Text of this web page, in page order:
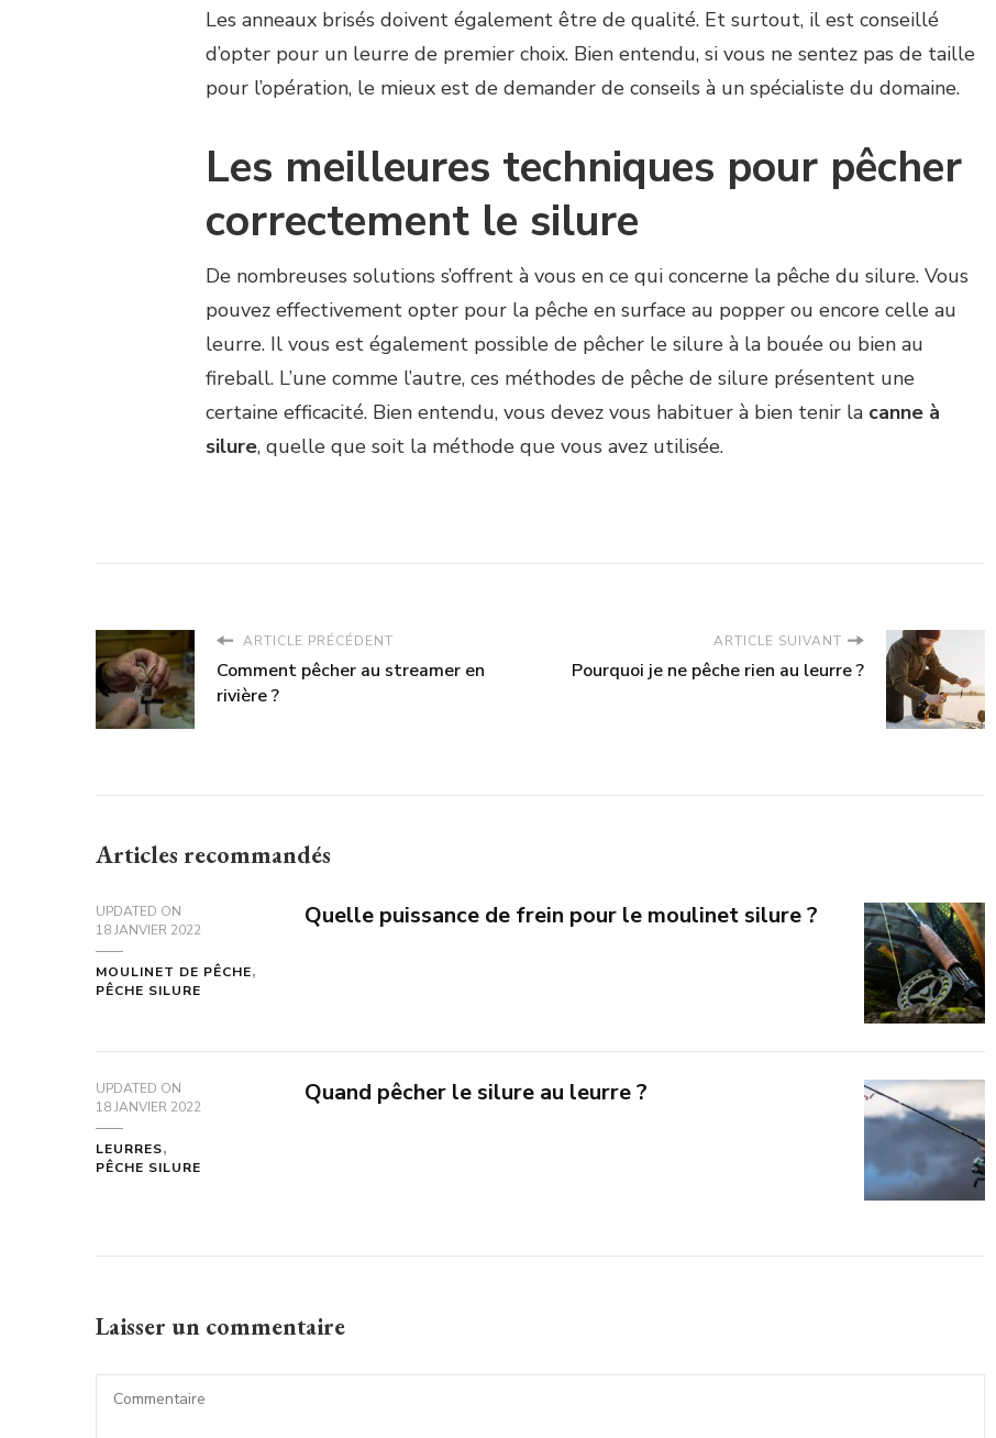
Les anneaux brisés doivent également être de qualité. Et surtout, il est conseillé
d’opter pour un leurre de premier choix. Bien entendu, si vous ne sentez pas de taille
pour l’opération, le mieux est de demander de conseils à un spécialiste du domaine.
Les meilleures techniques pour pêcher
correctement le silure
De nombreuses solutions s’offrent à vous en ce qui concerne la pêche du silure. Vous
pouvez effectivement opter pour la pêche en surface au popper ou encore celle au
leurre. Il vous est également possible de pêcher le silure à la bouée ou bien au
fireball. L’une comme l’autre, ces méthodes de pêche de silure présentent une
certaine efficacité. Bien entendu, vous devez vous habituer à bien tenir la canne à
silure, quelle que soit la méthode que vous avez utilisée.
ARTICLE PRÉCÉDENT
Comment pêcher au streamer en
rivière ?
ARTICLE SUIVANT
Pourquoi je ne pêche rien au leurre ?
Articles recommandés
UPDATED ON
18 JANVIER 2022
MOULINET DE PÊCHE
PÊCHE SILURE
Quelle puissance de frein pour le moulinet silure ?
UPDATED ON
18 JANVIER 2022
LEURRES
PÊCHE SILURE
Quand pêcher le silure au leurre ?
Laisser un commentaire